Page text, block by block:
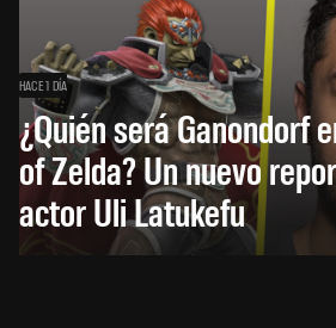
HACE 1 DÍA
¿Quién será Ganondorf
of Zelda? Un nuevo
actor Uli Latukefu